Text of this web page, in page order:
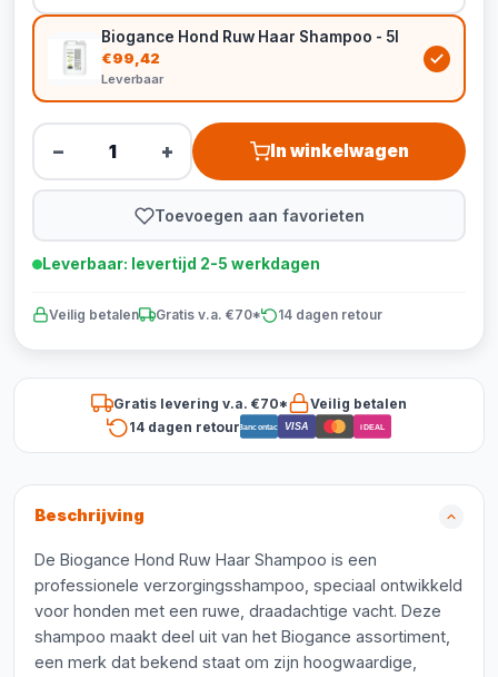
Biogance Hond Ruw Haar Shampoo - 5l
€99,42
Leverbaar
− + In winkelwagen
Toevoegen aan favorieten
Leverbaar: levertijd 2-5 werkdagen
Veilig betalen Gratis v.a. €70* 14 dagen retour
Gratis levering v.a. €70*
Veilig betalen
14 dagen retourBancontact VISA iDEAL
Beschrijving
De Biogance Hond Ruw Haar Shampoo is een
professionele verzorgingsshampoo, speciaal ontwikkeld
voor honden met een ruwe, draadachtige vacht. Deze
shampoo maakt deel uit van het Biogance assortiment,
een merk dat bekend staat om zijn hoogwaardige,